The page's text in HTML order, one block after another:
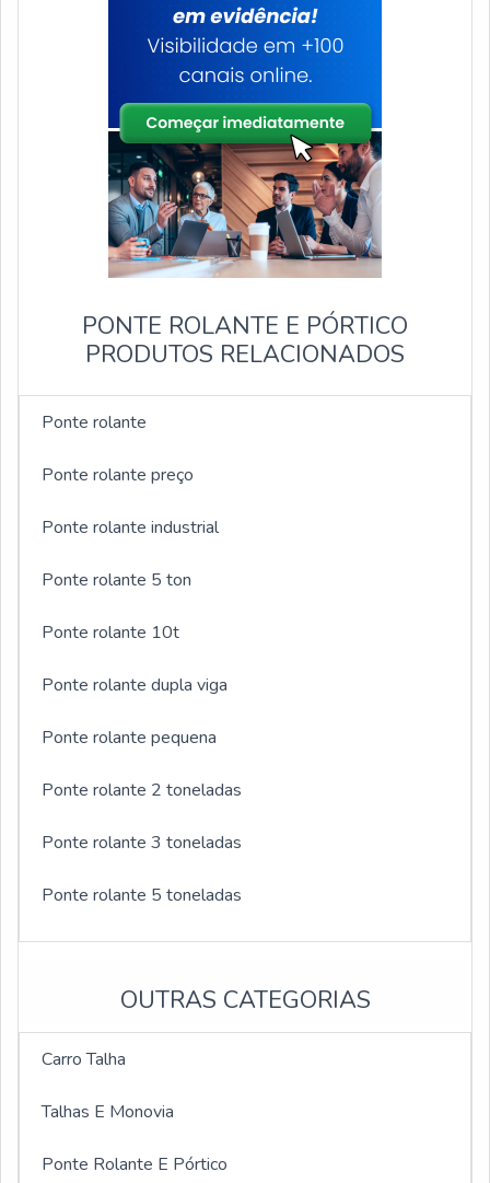
PONTE ROLANTE E PÓRTICO
PRODUTOS RELACIONADOS
Ponte rolante
Ponte rolante preço
Ponte rolante industrial
Ponte rolante 5 ton
Ponte rolante 10t
Ponte rolante dupla viga
Ponte rolante pequena
Ponte rolante 2 toneladas
Ponte rolante 3 toneladas
Ponte rolante 5 toneladas
Ponte rolante com cabine
Preço ponte rolante 5 ton
Ponte rolante 1 ton
Ponte rolante 30 toneladas
Ponte rolante automatizada
OUTRAS CATEGORIAS
Carro Talha
Talhas E Monovia
Ponte Rolante E Pórtico